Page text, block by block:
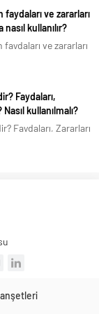
Liliacealve zararları
kullanılır?
ve zararları
çiçeği, Şamdan
Aynısafa’dır.
Türkiye de pek...
Faydaları,
kullanılmalı?
Faydaları, Zararları
potens otu”